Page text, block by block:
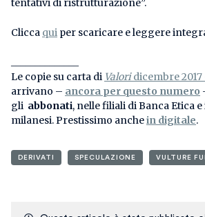
tentativi di ristrutturazione”.
Clicca qui per scaricare e leggere
Le copie su carta di Valoridicembre
arrivano – ancora per questo numero
gli abbonati, nelle filiali di Banca Etica
milanesi. Prestissimo anchein digitale.
DERIVATI SPECULAZIONE VULTURE